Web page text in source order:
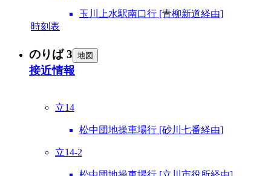
玉川上水駅南口行 [青柳新道経由]
時刻表
のりば 3 地図
接近情報
立14
松中団地操車場行 [砂川七番経由]
立14-2